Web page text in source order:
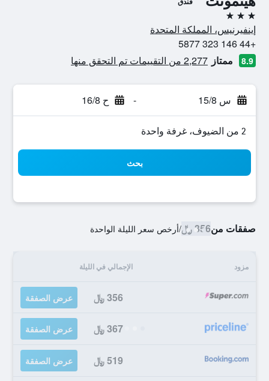
3 نجوم
إينفيرنيس، المملكة المتحدة
+44 146 323 5877
8.9 ممتاز 2,277 من التقييمات تم التحقق منها
س 15/8 - ح 16/8
2 من الضيوف، غرفة واحدة
بحث
صفقات من356 ﷼ /أرخص سعر الليلة الواحدة
مزود الإجمالي في الليلة
356 ﷼ عرض الصفقة
367 ﷼ عرض الصفقة
519 ﷼ عرض الصفقة